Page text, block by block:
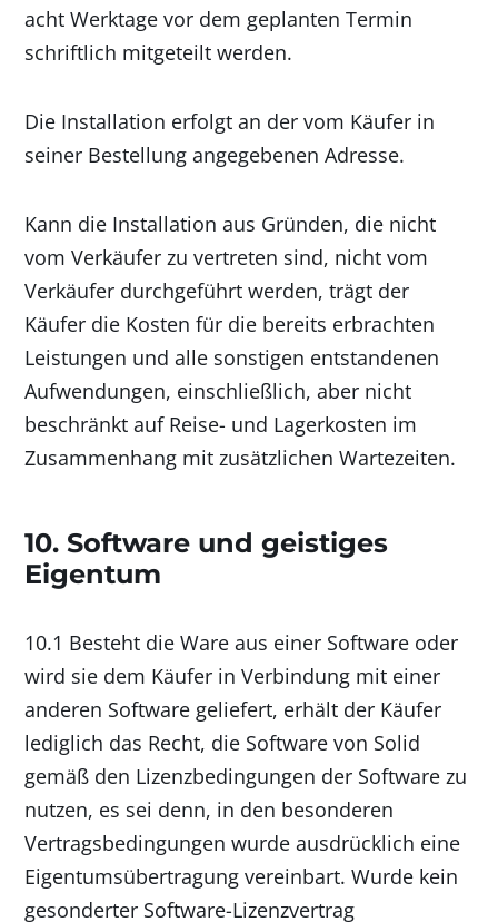
acht Werktage vor dem geplanten Termin
schriftlich mitgeteilt werden.
Die Installation erfolgt an der vom Käufer in
seiner Bestellung angegebenen Adresse.
Kann die Installation aus Gründen, die nicht
vom Verkäufer zu vertreten sind, nicht vom
Verkäufer durchgeführt werden, trägt der
Käufer die Kosten für die bereits erbrachten
Leistungen und alle sonstigen entstandenen
Aufwendungen, einschließlich, aber nicht
beschränkt auf Reise- und Lagerkosten im
Zusammenhang mit zusätzlichen Wartezeiten.
10. Software und geistiges
Eigentum
10.1 Besteht die Ware aus einer Software oder
wird sie dem Käufer in Verbindung mit einer
anderen Software geliefert, erhält der Käufer
lediglich das Recht, die Software von Solid
gemäß den Lizenzbedingungen der Software zu
nutzen, es sei denn, in den besonderen
Vertragsbedingungen wurde ausdrücklich eine
Eigentumsübertragung vereinbart. Wurde kein
gesonderter Software-Lizenzvertrag